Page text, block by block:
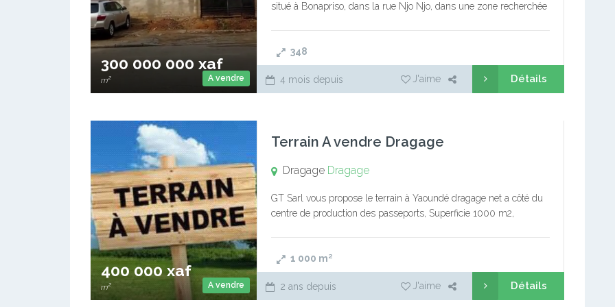
A vendre
300 000 000 xaf
m²
situé à Bonapriso, dans la rue Njo Njo, dans une zone recherchée
348
4 mois depuis J'aime Détails
A vendre
400 000 xaf
m²
Terrain A vendre Dragage
Dragage Dragage
GT Sarl vous propose le terrain à Yaoundé dragage net a côté du
centre de production des passeports, Superficie 1000 m2,
1 000 m²
2 ans depuis J'aime Détails